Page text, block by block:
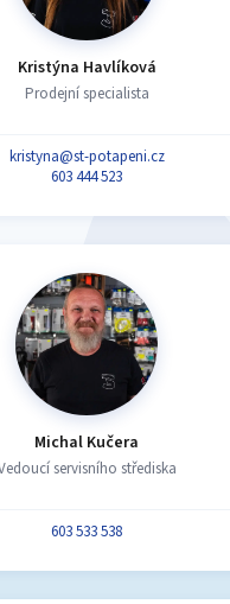
Kristýna Havlíková
Prodejní specialista
kristyna@st-potapeni.cz
603 444 523
Michal Kučera
servisního střediska
603 533 538